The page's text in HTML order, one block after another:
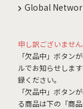
Global
申し訳ございませ
「欠品中」ボタン
ルでお知らせしま
録ください。
「欠品中」ボタン
る商品は下の「商